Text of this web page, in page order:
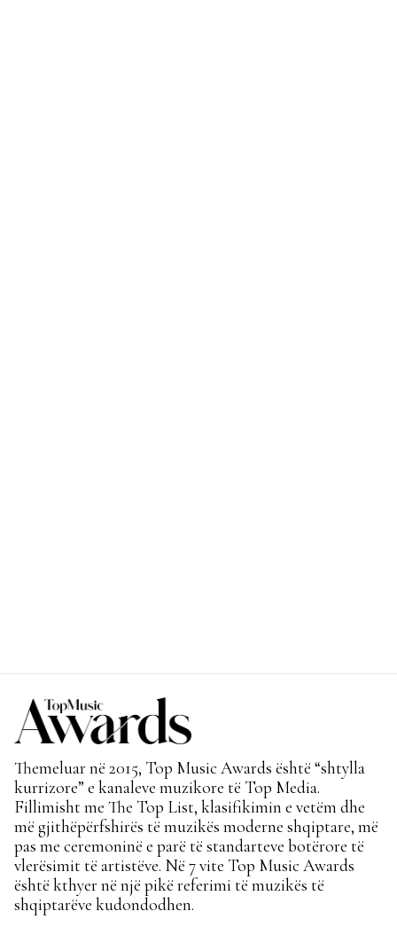
Themeluar në 2015, Top Music Awards është “shtylla
kurrizore” e kanaleve muzikore të Top Media.
Fillimisht me The Top List, klasifikimin e vetëm dhe
më gjithëpërfshirës të muzikës moderne shqiptare, më
pas me ceremoninë e parë të standarteve botërore të
vlerësimit të artistëve. Në 7 vite Top Music Awards
është kthyer në një pikë referimi të muzikës të
shqiptarëve kudondodhen.